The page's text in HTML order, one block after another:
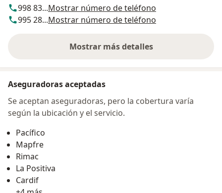
998 83...Mostrar número de teléfono
995 28...Mostrar número de teléfono
Mostrar más detalles
sobre la dirección
Aseguradoras aceptadas
Se aceptan aseguradoras, pero la cobertura varía
según la ubicación y el servicio.
Pacífico
Mapfre
Rimac
La Positiva
Cardif